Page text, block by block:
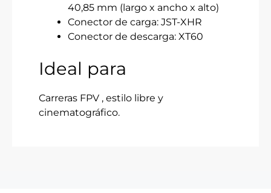
40,85 mm (largo x ancho x alto)
Conector de carga: JST-XHR
Conector de descarga: XT60
Ideal para
Carreras FPV , estilo libre y
cinematográfico.